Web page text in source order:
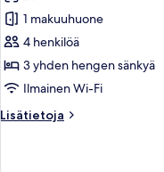
included)
Bar
PKG]
Standard
Triple
Mini
1 makuuhuone
4 henkilöä
3 yhden hengen sänkyä
Ilmainen Wi-Fi
Lisätietoja
Lisätietoja